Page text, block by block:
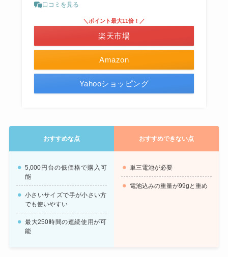
口コミを見る
Amazon
＼ポイント最大11倍！／
楽天市場
Yahooショッピング
おすすめな点 おすすめできない点
5,000円台の低価格で購入可
能
小さいサイズで手が小さい方
でも使いやすい
最大250時間の連続使用が可
能
単三電池が必要
電池込みの重量が99gと重め